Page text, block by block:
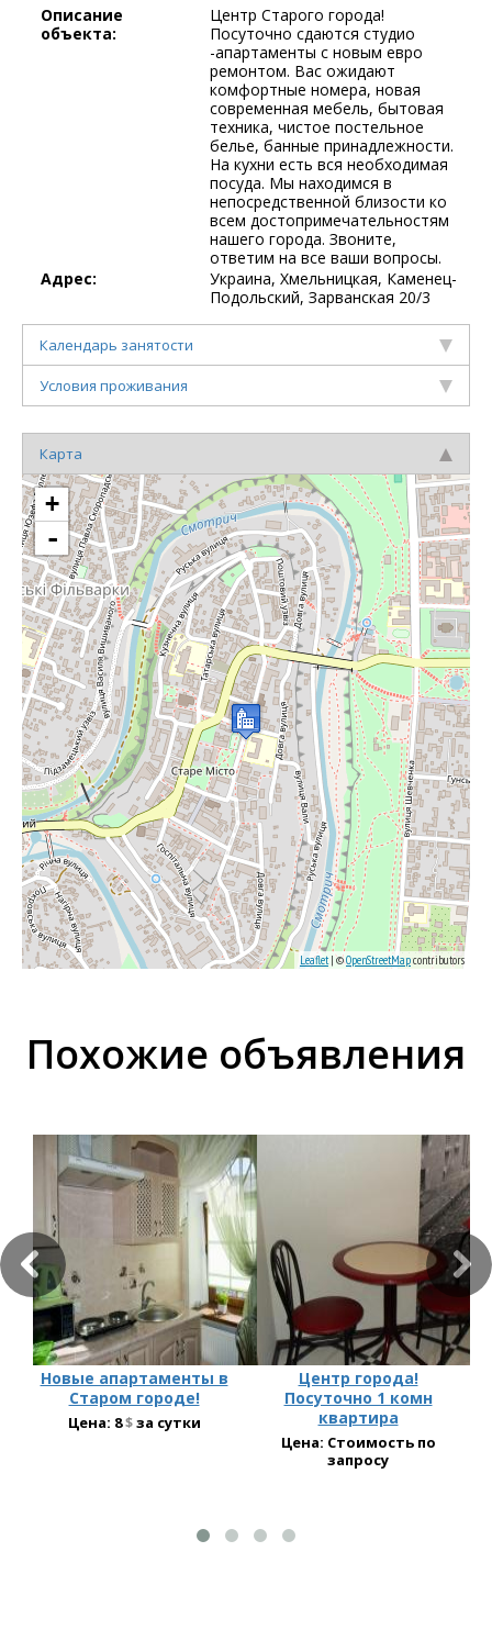
Описание
объекта:
Центр Старого города!
Посуточно сдаются студио
-апартаменты с новым евро
ремонтом. Вас ожидают
комфортные номера, новая
современная мебель, бытовая
техника, чистое постельное
белье, банные принадлежности.
На кухни есть вся необходимая
посуда. Мы находимся в
непосредственной близости ко
всем достопримечательностям
нашего города. Звоните,
ответим на все ваши вопросы.
Адрес:
Украина, Хмельницкая, Каменец-
Подольский, Зарванская 20/3
Календарь занятости
Условия проживания
Карта
+
-
Leaflet | ©OpenStreetMapcontributors
Похожие объявления
Новые апартаменты в
Старом городе!
Цена: 8$за сутки
Центр города!
Посуточно 1 комн
квартира
Цена: Стоимость по
запросу